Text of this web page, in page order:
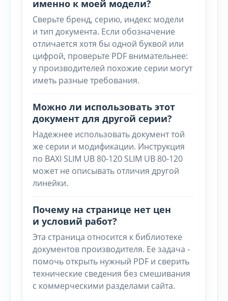
именно к моей модели?
Сверьте бренд, серию, индекс модели
и тип документа. Если обозначение
отличается хотя бы одной буквой или
цифрой, проверьте PDF внимательнее:
у производителей похожие серии могут
иметь разные требования.
Можно ли использовать этот
документ для другой серии?
Надежнее использовать документ той
же серии и модификации. Инструкция
по BAXI SLIM UB 80-120 SLIM UB 80-120
может не описывать отличия другой
линейки.
Почему на странице нет цен
и условий работ?
Эта страница относится к библиотеке
документов производителя. Ее задача -
помочь открыть нужный PDF и сверить
технические сведения без смешивания
с коммерческими разделами сайта.